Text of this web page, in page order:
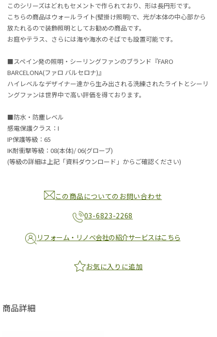
このシリーズはどれもセメントで作られており、形は長円形です。
こちらの商品はウォールライト(壁掛け照明)で、光が本体の中心部から
放たれるので装飾照明としてお勧めの商品です。
お庭やテラス、さらには海や海水のそばでも設置可能です。
■スペイン発の照明・シーリングファンのブランド『FARO
BARCELONA(ファロ バルセロナ)』
ハイレベルなデザイナー達から生み出される洗練されたライトとシーリ
ングファンは世界中で高い評価を得ております。
■防水・防塵レベル
感電保護クラス：I
IP保護等級：65
IK耐衝撃等級：08(本体)/ 06(グローブ)
(等級の詳細は上記「資料ダウンロード」からご確認ください)
この商品についてのお問い合わせ
03-6823-2268
リフォーム・リノベ会社の紹介サービスはこちら
お気に入りに追加
商品詳細